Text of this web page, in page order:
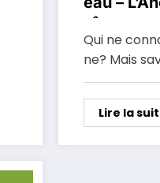
Qui ne
ne? Mais
Lire la